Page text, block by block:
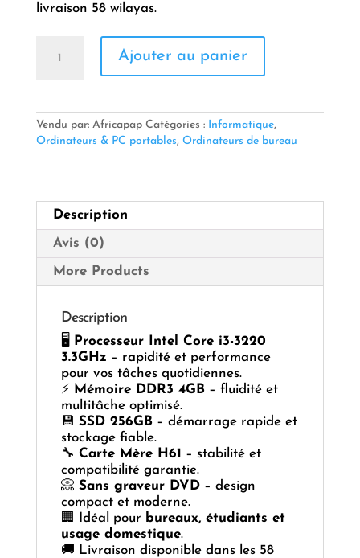
livraison 58 wilayas.
H61
/
3.3GHz
DDR3
SSD
SANS
G.DVD
Ajouter au panier
Vendu par: Africapap Catégories : Informatique,
Ordinateurs & PC portables, Ordinateurs de bureau
Description
Avis (0)
More Products
Description
🖥️ Processeur Intel Core i3-3220
3.3GHz – rapidité et performance
pour vos tâches quotidiennes.
⚡ Mémoire DDR3 4GB– fluidité et
multitâche optimisé.
💾 SSD 256GB– démarrage rapide et
stockage fiable.
🔧 Carte Mère H61 – stabilité et
compatibilité garantie.
📀 Sans graveur DVD– design
compact et moderne.
🏢 Idéal pour bureaux, étudiants et
usage domestique.
🚚 Livraison disponible dans les 58